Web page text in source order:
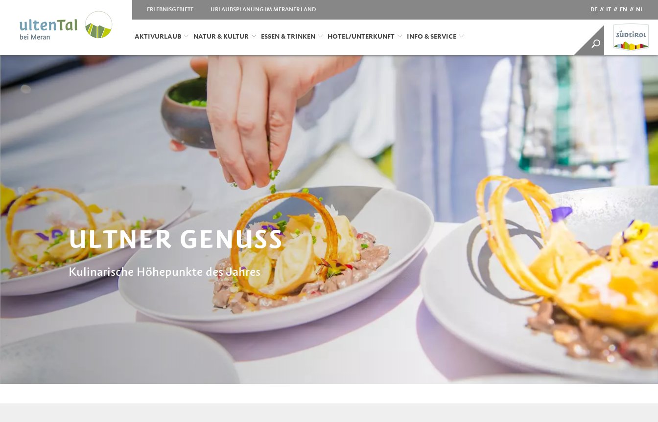
ERLEBNISGEBIETE URLAUBSPLANUNG IM MERANER LAND DE // IT // EN // NL
AKTIVURLAUB NATUR & KULTUR ESSEN & TRINKEN HOTEL/UNTERKUNFT INFO & SERVICE
ULTNER GENUSS
Kulinarische Höhepunkte des Jahres